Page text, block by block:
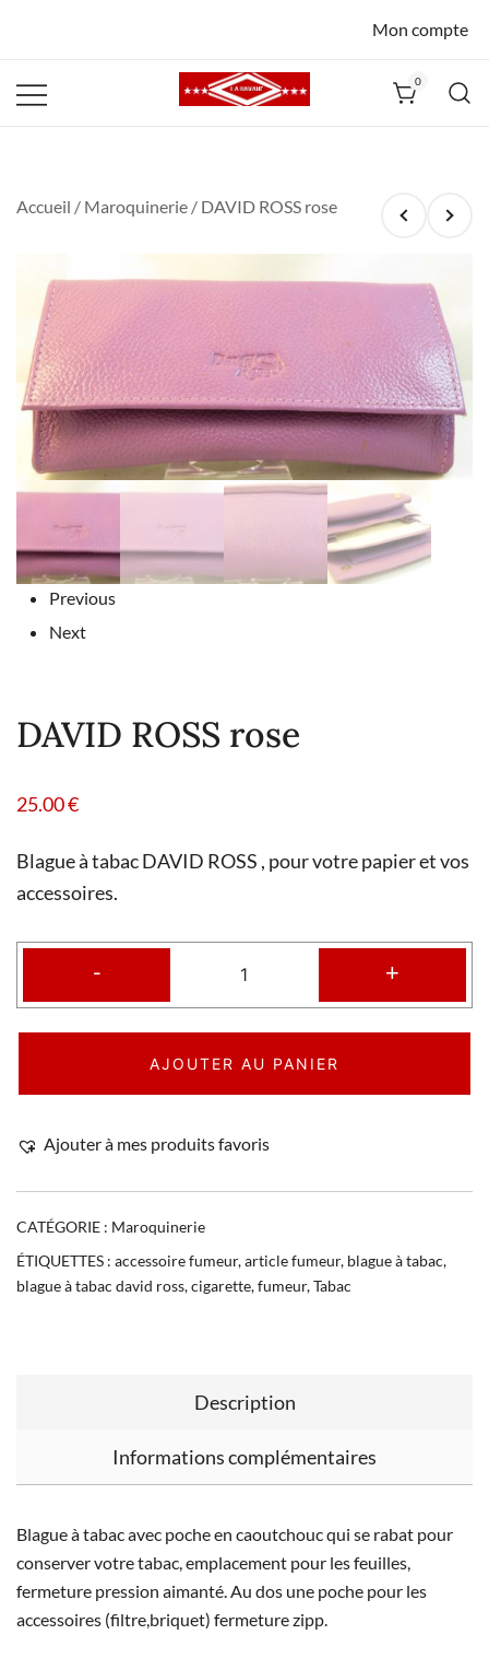
Mon compte
0
Accueil / Maroquinerie / DAVID ROSS rose
Previous
Next
DAVID ROSS rose
25.00€
Blague à tabac DAVID ROSS , pour votre papier et vos
accessoires.
- +
AJOUTER AU PANIER
Ajouter à mes produits favoris
CATÉGORIE : Maroquinerie
ÉTIQUETTES : accessoire fumeur,article fumeur, blague à tabac,
blague à tabac david ross,cigarette,fumeur,Tabac
Description
Informations complémentaires
Blague à tabac avec poche en caoutchouc qui se rabat pour
conserver votre tabac, emplacement pour les feuilles,
fermeture pression aimanté. Au dos une poche pour les
accessoires (filtre,briquet) fermeture zipp.